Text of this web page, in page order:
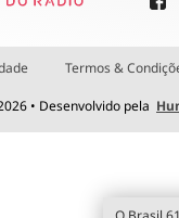
Termos &
• Desenvolvido pela